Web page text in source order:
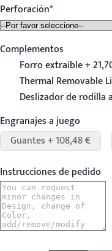
Perforación
Complementos
Forro extraíble +
Thermal Removable
Deslizador de rodilla
Engranajes a juego
Guantes + 108,48 €
Instrucciones de pedido